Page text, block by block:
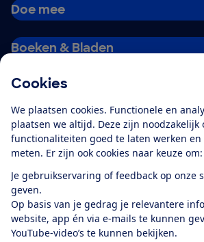
Cookies
We plaatsen cookies. Functionele en
plaatsen we altijd. Deze zijn noodzakelijk
functionaliteiten goed te laten werken
meten. Er zijn ook cookies naar keuze om:
Je gebruikservaring of feedback op onze
geven.
Op basis van je gedrag je relevantere
website, app én via e-mails te kunnen
YouTube-video’s te kunnen bekijken.
Doe mee
Boeken & Bladen
Alles over de
app
Algemene Voorwaarden
Cookiebeleid
Privacyvoorkeuren